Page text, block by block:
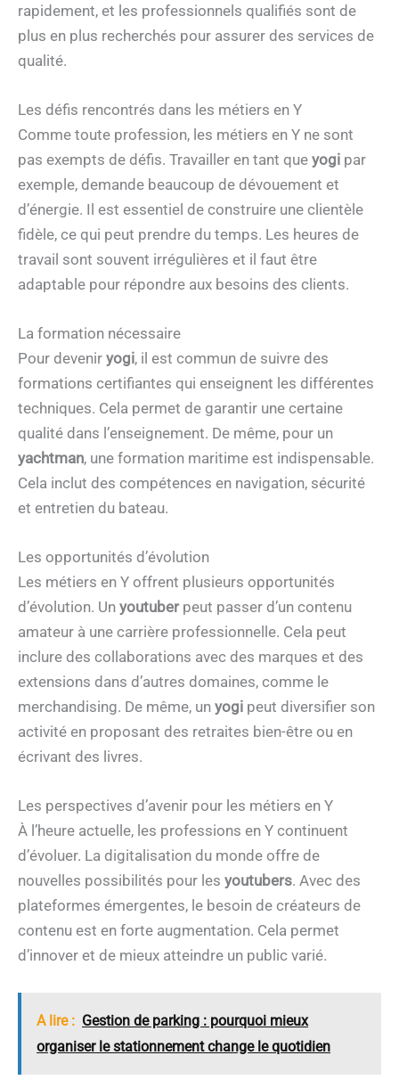
rapidement, et les professionnels qualifiés sont de
plus en plus recherchés pour assurer des services de
qualité.
Les défis rencontrés dans les métiers en Y
Comme toute profession, les métiers en Y ne sont
pas exempts de défis. Travailler en tant que yogi par
exemple, demande beaucoup de dévouement et
d’énergie. Il est essentiel de construire une clientèle
fidèle, ce qui peut prendre du temps. Les heures de
travail sont souvent irrégulières et il faut être
adaptable pour répondre aux besoins des clients.
La formation nécessaire
Pour devenir yogi, il est commun de suivre des
formations certifiantes qui enseignent les différentes
techniques. Cela permet de garantir une certaine
qualité dans l’enseignement. De même, pour un
yachtman, une formation maritime est indispensable.
Cela inclut des compétences en navigation, sécurité
et entretien du bateau.
Les opportunités d’évolution
Les métiers en Y offrent plusieurs opportunités
d’évolution. Un youtuberpeut passer d’un contenu
amateur à une carrière professionnelle. Cela peut
inclure des collaborations avec des marques et des
extensions dans d’autres domaines, comme le
merchandising. De même, un yogi peut diversifier son
activité en proposant des retraites bien-être ou en
écrivant des livres.
Les perspectives d’avenir pour les métiers en Y
À l’heure actuelle, les professions en Y continuent
d’évoluer. La digitalisation du monde offre de
nouvelles possibilités pour les youtubers. Avec des
plateformes émergentes, le besoin de créateurs de
contenu est en forte augmentation. Cela permet
d’innover et de mieux atteindre un public varié.
A lire : Gestion de parking : pourquoi mieux
organiser le stationnement change le quotidien